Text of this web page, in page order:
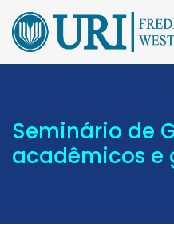
Seminário de
acadêmicos e